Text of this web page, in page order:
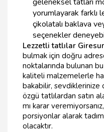
yorumlayarak farklı
çikolatalı baklava
seçenekler
Lezzetli tatlılar
bulmak için doğru
noktalarında bulunan
kaliteli malzemelerle
bakabilir, sevdiklerinize
özgü tatlılardan satın
mı karar
porsiyonlar alarak tadım
olacaktır.